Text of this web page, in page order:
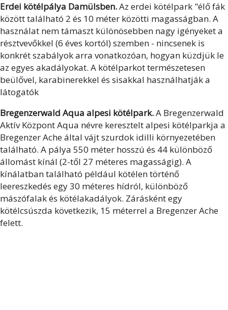
Erdei kötélpálya Damülsben.Az erdei kötélpark "élő fák
között található 2 és 10 méter közötti magasságban. A
használat nem támaszt különösebben nagy igényeket a
résztvevőkkel (6 éves kortól) szemben - nincsenek is
konkrét szabályok arra vonatkozóan, hogyan küzdjük le
az egyes akadályokat. A kötélparkot természetesen
beülővel, karabinerekkel és sisakkal használhatják a
látogatók
Bregenzerwald Aqua alpesi kötélpark.A Bregenzerwald
Aktív Központ Aqua névre keresztelt alpesi kötélparkja a
Bregenzer Ache által vájt szurdok idilli környezetében
található. A pálya 550 méter hosszú és 44 különböző
állomást kínál (2-től 27 méteres magasságig). A
kínálatban található például kötélen történő
leereszkedés egy 30 méteres hídról, különböző
mászófalak és kötélakadályok. Zárásként egy
kötélcsúszda következik, 15 méterrel a Bregenzer Ache
felett.